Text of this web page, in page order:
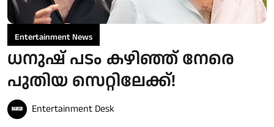
Entertainment News
ധനുഷ് പടം കഴിഞ്ഞ് നേരെ
പുതിയ സെറ്റിലേക്ക്!
Entertainment Desk